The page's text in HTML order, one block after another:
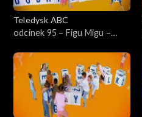
Teledysk ABC
odcinek 95 – Figu Migu –